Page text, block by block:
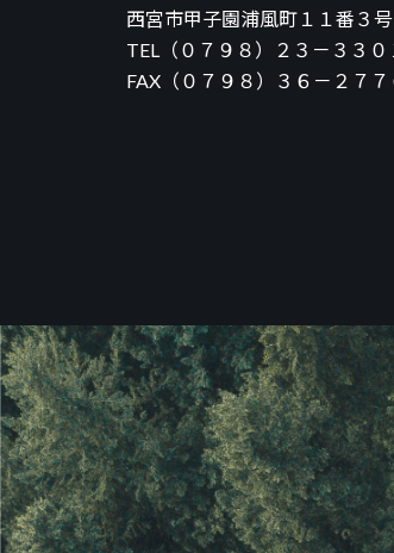
西宮市甲子園浦風町１１番３号
TEL（０７９８）２３－３３０
FAX（０７９８）３６－２７７